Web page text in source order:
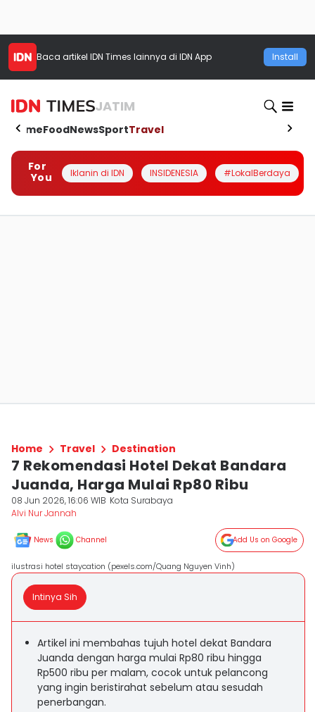
Baca artikel IDN Times lainnya di IDN App Install
JATIM
HomeFoodNewsSportTravel
For
You
Iklanin di IDN INSIDENESIA #LokalBerdaya
Home Travel Destination
7 Rekomendasi Hotel Dekat Bandara
Juanda, Harga Mulai Rp80 Ribu
08 Jun 2026, 16:06 WIB Kota Surabaya
Alvi Nur Jannah
News Channel Add Us on Google
ilustrasi hotel staycation (pexels.com/Quang Nguyen Vinh)
Intinya Sih
Artikel ini membahas tujuh hotel dekat Bandara
Juanda dengan harga mulai Rp80 ribu hingga
Rp500 ribu per malam, cocok untuk pelancong
yang ingin beristirahat sebelum atau sesudah
penerbangan.